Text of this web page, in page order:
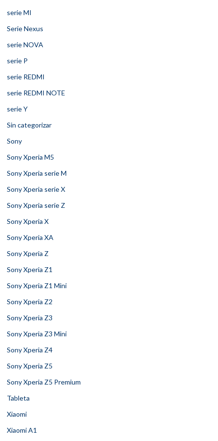
serie MI
Serie Nexus
serie NOVA
serie P
serie REDMI
serie REDMI NOTE
serie Y
Sin categorizar
Sony
Sony Xperia M5
Sony Xperia serie M
Sony Xperia serie X
Sony Xperia serie Z
Sony Xperia X
Sony Xperia XA
Sony Xperia Z
Sony Xperia Z1
Sony Xperia Z1 Mini
Sony Xperia Z2
Sony Xperia Z3
Sony Xperia Z3 Mini
Sony Xperia Z4
Sony Xperia Z5
Sony Xperia Z5 Premium
Tableta
Xiaomi
Xiaomi A1